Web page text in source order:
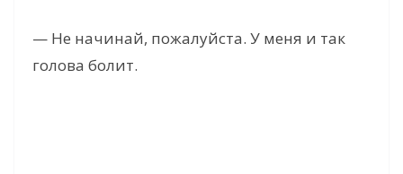
— Не начинай, пожалуйста. У меня и так
голова болит.